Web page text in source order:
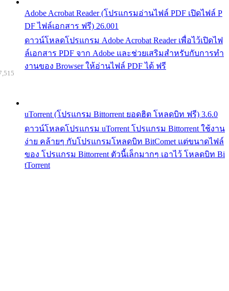
Adobe Acrobat Reader (โปรแกรมอ่านไฟล์ PDF เปิดไฟล์ P
DF ไฟล์เอกสาร ฟรี) 26.001
ดาวน์โหลดโปรแกรม Adobe Acrobat Reader เพื่อไว้เปิดไฟ
ล์เอกสาร PDF จาก Adobe และช่วยเสริมสำหรับกับการทำ
งานของ Browser ให้อ่านไฟล์ PDF ได้ ฟรี
uTorrent (โปรแกรม Bittorrent ยอดฮิต โหลดบิท ฟรี) 3.6.0
ดาวน์โหลดโปรแกรม uTorrent โปรแกรม Bittorrent ใช้งาน
ง่าย คล้ายๆ กับโปรแกรมโหลดบิท BitComet แต่ขนาดไฟล์
ของ โปรแกรม Bittorrent ตัวนี้เล็กมากๆ เอาไว้ โหลดบิท Bi
tTorrent